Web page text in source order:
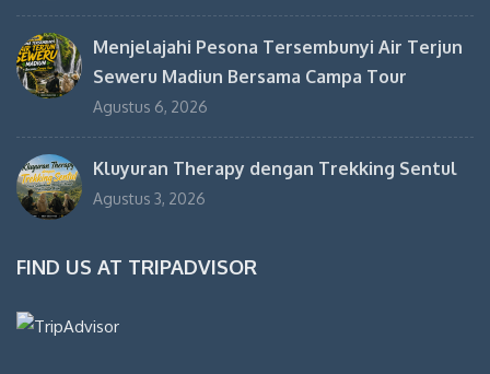
Menjelajahi Pesona Tersembunyi Air Terjun
Seweru Madiun Bersama Campa Tour
Agustus 6, 2026
Kluyuran Therapy dengan Trekking Sentul
Agustus 3, 2026
FIND US AT TRIPADVISOR